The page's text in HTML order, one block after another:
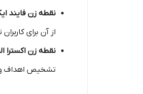
نقطه زن فایند
از آن برای
نقطه زن اکسترا
تشخیص اهداف و